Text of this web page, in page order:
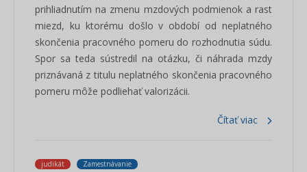
prihliadnutím na zmenu mzdových podmienok a rast
miezd, ku ktorému došlo v období od neplatného
skončenia pracovného pomeru do rozhodnutia súdu.
Spor sa teda sústredil na otázku, či náhrada mzdy
priznávaná z titulu neplatného skončenia pracovného
pomeru môže podliehať valorizácii.
Čítať viac
judikát Zamestnávanie